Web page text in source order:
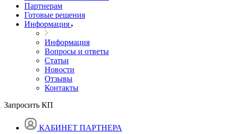
Партнерам
Готовые решения
Информация
Информация
Вопросы и ответы
Статьи
Новости
Отзывы
Контакты
Запросить КП
КАБИНЕТ ПАРТНЕРА